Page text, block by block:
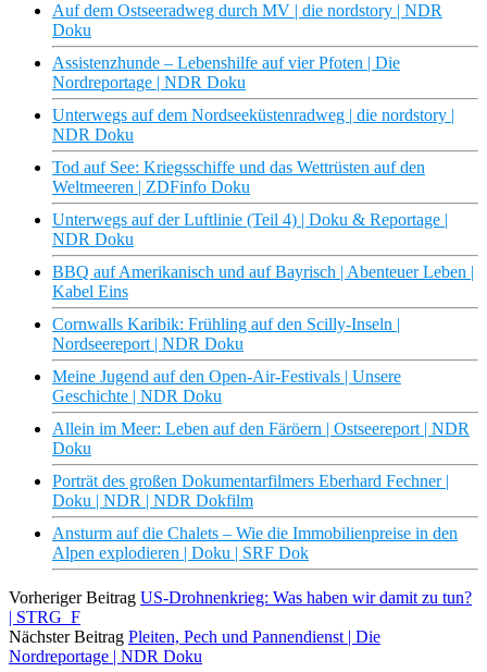
Auf dem Ostseeradweg durch MV | die nordstory | NDR
Doku
Assistenzhunde – Lebenshilfe auf vier Pfoten | Die
Nordreportage | NDR Doku
Unterwegs auf dem Nordseeküstenradweg | die nordstory |
NDR Doku
Tod auf See: Kriegsschiffe und das Wettrüsten auf den
Weltmeeren | ZDFinfo Doku
Unterwegs auf der Luftlinie (Teil 4) | Doku & Reportage |
NDR Doku
BBQ auf Amerikanisch und auf Bayrisch | Abenteuer Leben |
Kabel Eins
Cornwalls Karibik: Frühling auf den Scilly-Inseln |
Nordseereport | NDR Doku
Meine Jugend auf den Open-Air-Festivals | Unsere
Geschichte | NDR Doku
Allein im Meer: Leben auf den Färöern | Ostseereport | NDR
Doku
Porträt des großen Dokumentarfilmers Eberhard Fechner |
Doku | NDR | NDR Dokfilm
Ansturm auf die Chalets – Wie die Immobilienpreise in den
Alpen explodieren | Doku | SRF Dok
Vorheriger Beitrag US-Drohnenkrieg: Was haben wir damit zu tun?
| STRG_F
Nächster Beitrag Pleiten, Pech und Pannendienst | Die
Nordreportage | NDR Doku